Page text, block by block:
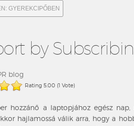
GYEREKCIPŐBEN
by
blog
Rating 5.00 (1 Vote)
hozzánő a laptopjához egész
hajlamossá válik arra, hogy a